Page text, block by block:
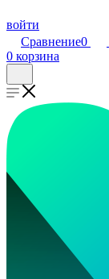
войти
Сравнение0
0 корзина